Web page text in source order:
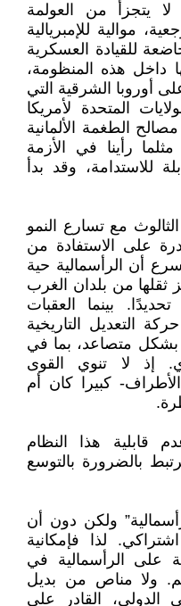
لا يتجزأ من العولمة
موالية للإمبريالية
للقيادة العسكرية
داخل هذه المنظومة،
أوروبا الشرقية التي
المتحدة لأمريكا
مصالح الطغمة الألمانية
رأينا في الأزمة
للاستدامة، وقد بدأ
مع تسارع النمو
على الاستفادة من
أن الرأسمالية حية
من بلدان الغرب
بينما العقبات
التعديل التاريخية
متصاعد، بما في
إذ لا تنوي القوى
الأطراف- كبيرا كان أم
قابلية هذا النظام
بالضرورة بالتوسع
ولكن دون أن
لذا فإمكانية
على الرأسمالية في
ولا مناص من بديل
الدولي، القادر على